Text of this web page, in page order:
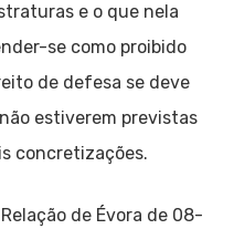
e o que nela
se como proibido
de defesa se deve
estiverem previstas
concretizações.
de Évora de 08-